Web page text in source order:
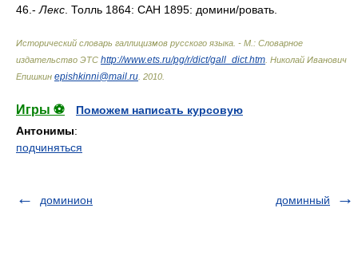
46.- Лекс . Толль 1864: САН 1895: домини/ровать.
Исторический словарь галлицизмов русского языка. - М.: Словарное
издательство ЭТС http://www.ets.ru/pg/r/dict/gall_dict.htm Николай Иванович
Епишкин epishkinni@mail.ru 2010
Игры ⚽
Поможем написать курсовую
Антонимы:
подчиняться
доминион доминный